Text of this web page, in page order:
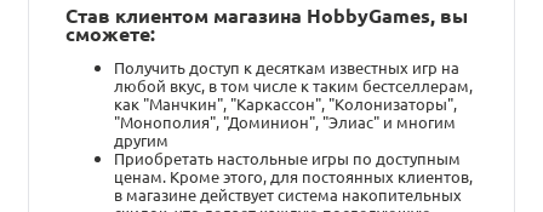
Став клиентом магазина HobbyGames, вы
сможете:
Получить доступ к десяткам известных игр на
любой вкус, в том числе к таким бестселлерам,
как "Манчкин", "Каркассон", "Колонизаторы",
"Монополия", "Доминион", "Элиас" и многим
другим
Приобретать настольные игры по доступным
ценам. Кроме этого, для постоянных клиентов,
в магазине действует система накопительных